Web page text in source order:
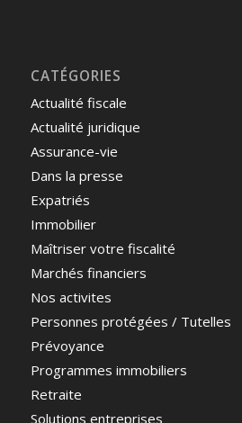
CATÉGORIES
Actualité fiscale
Actualité juridique
Assurance-vie
Dans la presse
Expatriés
Immobilier
Maîtriser votre fiscalité
Marchés financiers
Nos activites
Personnes protégées / Tutelles
Prévoyance
Programmes immobiliers
Retraite
Solutions entreprises